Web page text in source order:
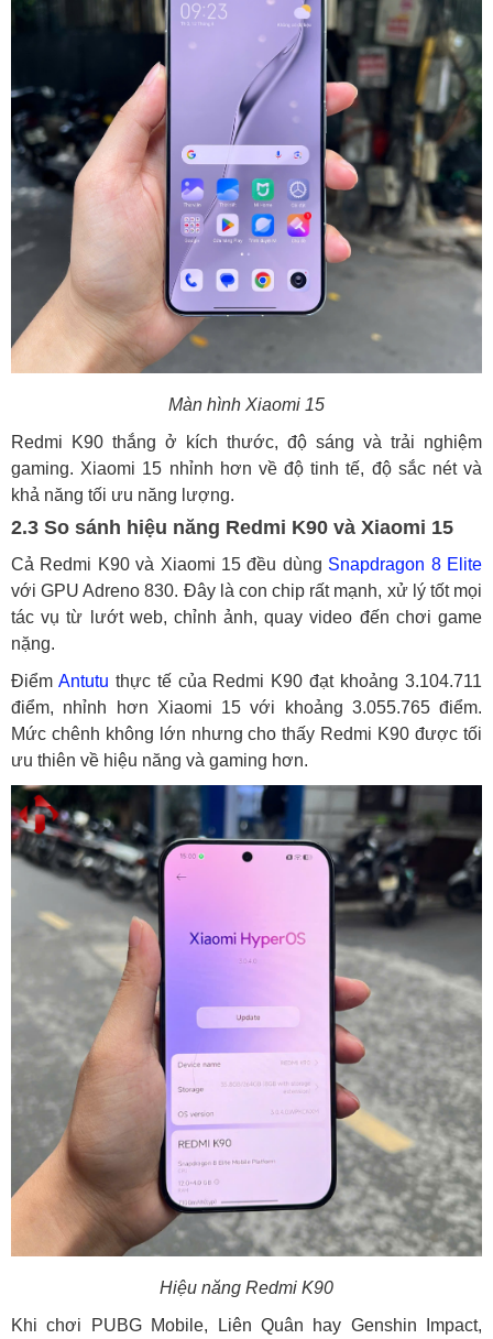
Màn hình Xiaomi 15
Redmi K90 thắng ở kích thước, độ sáng và trải nghiệm
gaming. Xiaomi 15 nhỉnh hơn về độ tinh tế, độ sắc nét và
khả năng tối ưu năng lượng.
2.3 So sánh hiệu năng Redmi K90 và Xiaomi 15
Cả Redmi K90 và Xiaomi 15 đều dùng Snapdragon 8 Elite
với GPU Adreno 830. Đây là con chip rất mạnh, xử lý tốt mọi
tác vụ từ lướt web, chỉnh ảnh, quay video đến chơi game
nặng.
Điểm Antutu thực tế của Redmi K90 đạt khoảng 3.104.711
điểm, nhỉnh hơn Xiaomi 15 với khoảng 3.055.765 điểm.
Mức chênh không lớn nhưng cho thấy Redmi K90 được tối
ưu thiên về hiệu năng và gaming hơn.
Hiệu năng Redmi K90
Khi chơi PUBG Mobile, Liên Quân hay Genshin Impact,